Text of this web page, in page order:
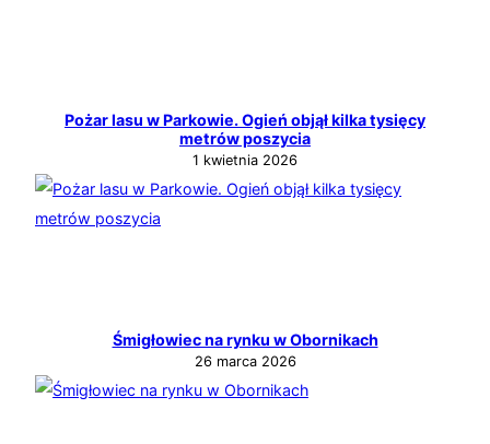
Pożar lasu w Parkowie. Ogień objął kilka tysięcy
metrów poszycia
1 kwietnia 2026
Śmigłowiec na rynku w Obornikach
26 marca 2026